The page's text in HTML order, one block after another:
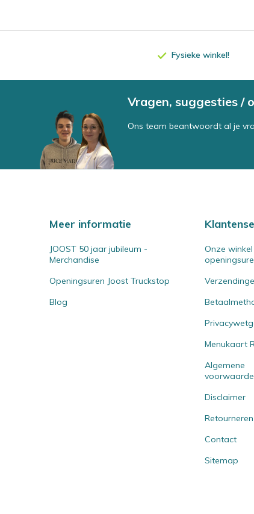
Fysieke winkel!
Vragen, suggesties /
Ons team beantwoordt al je
Meer informatie
JOOST 50 jaar jubileum -
Merchandise
Openingsuren Joost Truckstop
Blog
Onze
Menukaart
Algemene
Disclaimer
Retourneren
Contact
Sitemap